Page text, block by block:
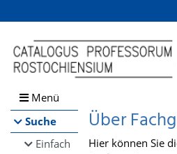
Browsen
direkt zum Inhalt
Menü
Suche
Einfach
Über
Hier können Sie